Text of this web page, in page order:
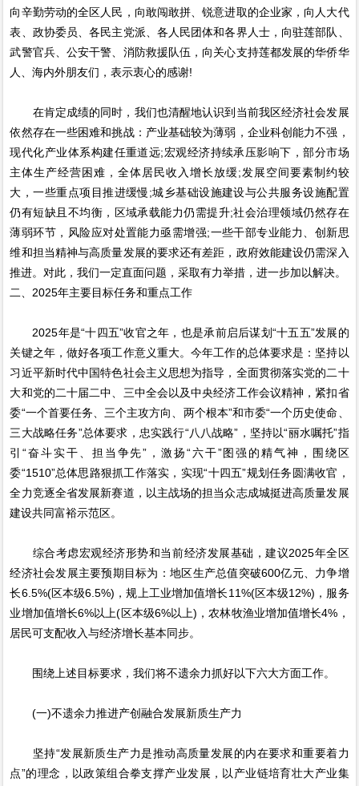
向辛勤劳动的全区人民，向敢闯敢拼、锐意进取的企业家，向人大代
表、政协委员、各民主党派、各人民团体和各界人士，向驻莲部队、
武警官兵、公安干警、消防救援队伍，向关心支持莲都发展的华侨华
人、海内外朋友们，表示衷心的感谢!
在肯定成绩的同时，我们也清醒地认识到当前我区经济社会发展
依然存在一些困难和挑战：产业基础较为薄弱，企业科创能力不强，
现代化产业体系构建任重道远;宏观经济持续承压影响下，部分市场
主体生产经营困难，全体居民收入增长放缓;发展空间要素制约较
大，一些重点项目推进缓慢;城乡基础设施建设与公共服务设施配置
仍有短缺且不均衡，区域承载能力仍需提升;社会治理领域仍然存在
薄弱环节，风险应对处置能力亟需增强;一些干部专业能力、创新思
维和担当精神与高质量发展的要求还有差距，政府效能建设仍需深入
推进。对此，我们一定直面问题，采取有力举措，进一步加以解决。
二、2025年主要目标任务和重点工作
2025年是“十四五”收官之年，也是承前启后谋划“十五五”发展的
关键之年，做好各项工作意义重大。今年工作的总体要求是：坚持以
习近平新时代中国特色社会主义思想为指导，全面贯彻落实党的二十
大和党的二十届二中、三中全会以及中央经济工作会议精神，紧扣省
委“一个首要任务、三个主攻方向、两个根本”和市委“一个历史使命、
三大战略任务”总体要求，忠实践行“八八战略”，坚持以“丽水嘱托”指
引“奋斗实干、担当争先”，激扬“六干”图强的精气神，围绕区
委“1510”总体思路狠抓工作落实，实现“十四五”规划任务圆满收官，
全力竞逐全省发展新赛道，以主战场的担当众志成城挺进高质量发展
建设共同富裕示范区。
综合考虑宏观经济形势和当前经济发展基础，建议2025年全区
经济社会发展主要预期目标为：地区生产总值突破600亿元、力争增
长6.5%(区本级6.5%)，规上工业增加值增长11%(区本级12%)，服务
业增加值增长6%以上(区本级6%以上)，农林牧渔业增加值增长4%，
居民可支配收入与经济增长基本同步。
围绕上述目标要求，我们将不遗余力抓好以下六大方面工作。
(一)不遗余力推进产创融合发展新质生产力
坚持“发展新质生产力是推动高质量发展的内在要求和重要着力
点”的理念，以政策组合拳支撑产业发展，以产业链培育壮大产业集